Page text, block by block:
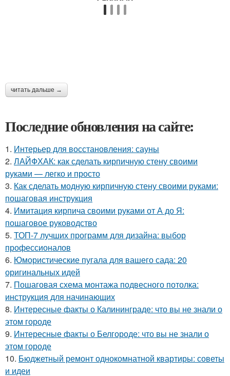
читать дальше →
Последние обновления на сайте:
1. Интерьер для восстановления: сауны
2. ЛАЙФХАК: как сделать кирпичную стену своими
руками — легко и просто
3. Как сделать модную кирпичную стену своими руками:
пошаговая инструкция
4. Имитация кирпича своими руками от А до Я:
пошаговое руководство
5. ТОП-7 лучших программ для дизайна: выбор
профессионалов
6. Юмористические пугала для вашего сада: 20
оригинальных идей
7. Пошаговая схема монтажа подвесного потолка:
инструкция для начинающих
8. Интересные факты о Калининграде: что вы не знали о
этом городе
9. Интересные факты о Белгороде: что вы не знали о
этом городе
10. Бюджетный ремонт однокомнатной квартиры: советы
и идеи